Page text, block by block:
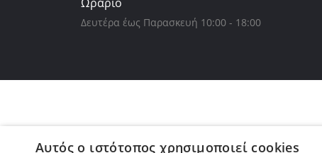
Δευτέρα έως Παρασκευή 10:00 - 18:00
Αυτός ο ιστότοπος χρησιμοποιεί cookies